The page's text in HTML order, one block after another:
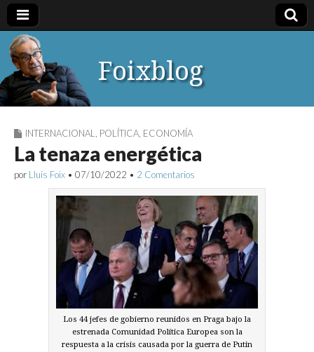
Foixblog
INTERNACIONAL POLÍTICA ECONOMÍA
La tenaza energética
por Lluís Foix • 07/10/2022 • 2 Comentarios
Los 44 jefes de gobierno reunidos en Praga bajo la
estrenada Comunidad Política Europea son la
respuesta a la crisis causada por la guerra de Putin